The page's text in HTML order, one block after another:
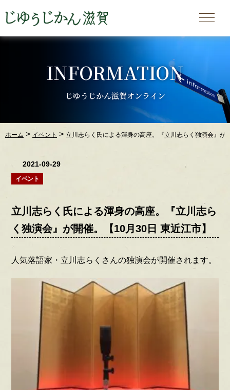
INFORMATION
じゆうじかん滋賀オンライン
ホーム > イベント > 立川志らく氏による渾身の高座。『立川志らく独演会』が
2021-09-29
イベント
立川志らく氏による渾身の高座。『立川志ら
く独演会』が開催。【10月30日 東近江市】
人気落語家・立川志らくさんの独演会が開催されます。